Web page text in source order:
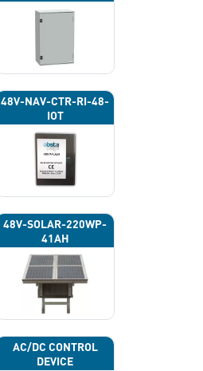
48V-NAV-CTR-RI-48-
IOT
48V-SOLAR-220WP-
41AH
AC/DC CONTROL
DEVICE